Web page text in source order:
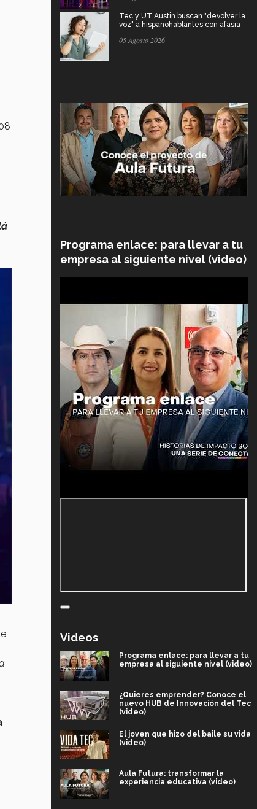
Tec y UT Austin buscan "devolver la
voz" a hispanohablantes con afasia
05 Agosto 2026
Programa enlace: para llevar a tu
empresa al siguiente nivel (video)
Videos
Programa enlace: para llevar a tu
empresa al siguiente nivel (video)
¿Quieres emprender? Conoce el
nuevo HUB de Innovación del Tec
(video)
El joven que hizo del baile su vida
(video)
Aula Futura: transformar la
experiencia educativa (video)